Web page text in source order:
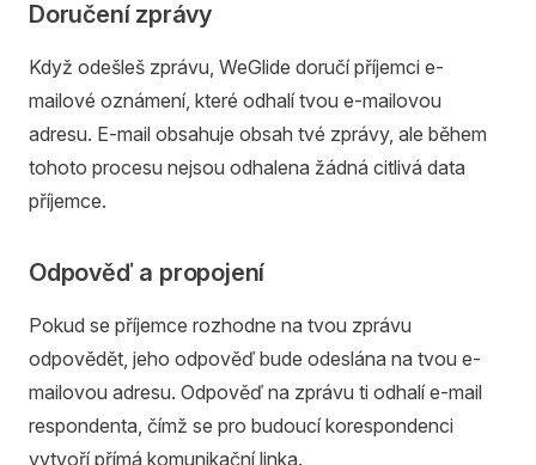
Doručení zprávy
Když odešleš zprávu, WeGlide doručí příjemci e-
mailové oznámení, které odhalí tvou e-mailovou
adresu. E-mail obsahuje obsah tvé zprávy, ale během
tohoto procesu nejsou odhalena žádná citlivá data
příjemce.
Odpověď a propojení
Pokud se příjemce rozhodne na tvou zprávu
odpovědět, jeho odpověď bude odeslána na tvou e-
mailovou adresu. Odpověď na zprávu ti odhalí e-mail
respondenta, čímž se pro budoucí korespondenci
vytvoří přímá komunikační linka.